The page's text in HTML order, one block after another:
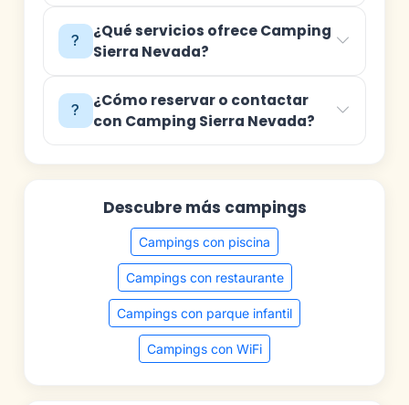
¿Qué servicios ofrece Camping
Sierra Nevada?
¿Cómo reservar o contactar
con Camping Sierra Nevada?
Descubre más campings
Campings con piscina
Campings con restaurante
Campings con parque infantil
Campings con WiFi